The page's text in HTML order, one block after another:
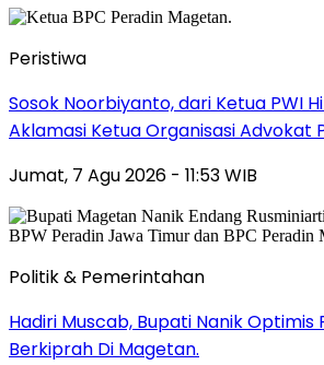
Peristiwa
Sosok Noorbiyanto, dari Ketua PWI
Aklamasi Ketua Organisasi Advokat
Jumat, 7 Agu 2026 - 11:53 WIB
Politik & Pemerintahan
Hadiri Muscab, Bupati Nanik Optimis
Berkiprah Di Magetan.